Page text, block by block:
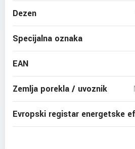
Dezen
Specijalna oznaka
EAN
Zemlja porekla / uvoznik
Evropski registar energetske